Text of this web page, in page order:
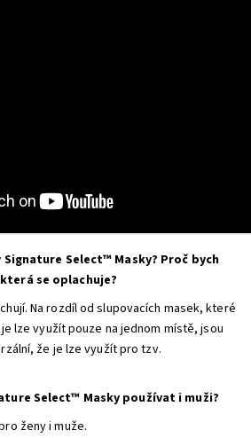
Select™ Masky? Proč bych
se oplachuje?
Na rozdíl od slupovacích masek, které
lze využít pouze na jednom místě, jsou
že je lze využít pro tzv.
Select™ Masky používat i muži?
ženy i muže.